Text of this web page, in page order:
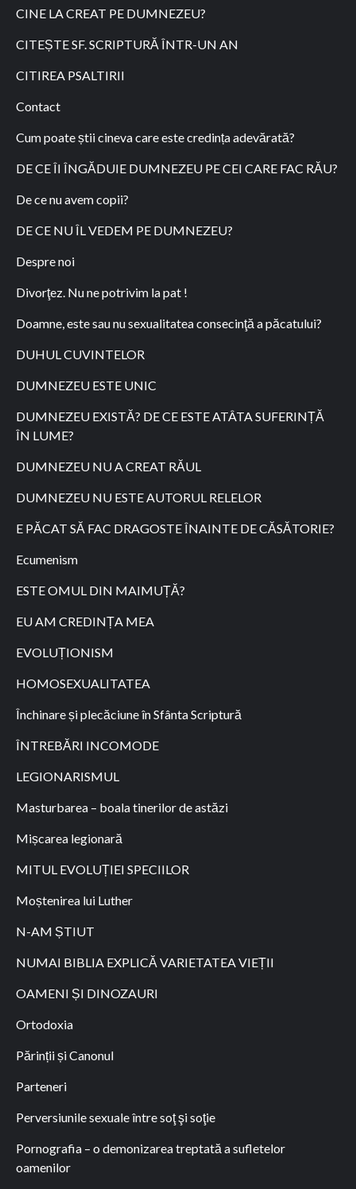
CINE LA CREAT PE DUMNEZEU?
CITEȘTE SF. SCRIPTURĂ ÎNTR-UN AN
CITIREA PSALTIRII
Contact
Cum poate știi cineva care este credința adevărată?
DE CE ÎI ÎNGĂDUIE DUMNEZEU PE CEI CARE FAC RĂU?
De ce nu avem copii?
DE CE NU ÎL VEDEM PE DUMNEZEU?
Despre noi
Divorţez. Nu ne potrivim la pat !
Doamne, este sau nu sexualitatea consecinţă a păcatului?
DUHUL CUVINTELOR
DUMNEZEU ESTE UNIC
DUMNEZEU EXISTĂ? DE CE ESTE ATÂTA SUFERINȚĂ
ÎN LUME?
DUMNEZEU NU A CREAT RĂUL
DUMNEZEU NU ESTE AUTORUL RELELOR
E PĂCAT SĂ FAC DRAGOSTE ÎNAINTE DE CĂSĂTORIE?
Ecumenism
ESTE OMUL DIN MAIMUȚĂ?
EU AM CREDINȚA MEA
EVOLUȚIONISM
HOMOSEXUALITATEA
Închinare și plecăciune în Sfânta Scriptură
ÎNTREBĂRI INCOMODE
LEGIONARISMUL
Masturbarea – boala tinerilor de astăzi
Mișcarea legionară
MITUL EVOLUȚIEI SPECIILOR
Moștenirea lui Luther
N-AM ȘTIUT
NUMAI BIBLIA EXPLICĂ VARIETATEA VIEȚII
OAMENI ȘI DINOZAURI
Ortodoxia
Părinții și Canonul
Parteneri
Perversiunile sexuale între soţ şi soţie
Pornografia – o demonizarea treptată a sufletelor
oamenilor